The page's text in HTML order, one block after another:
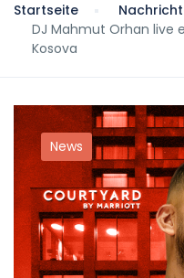
Startseite
DJ Mahmut Orhan live
Kosova
News